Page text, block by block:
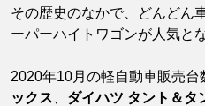
その歴史のなかで、どんどん
ーパーハイトワゴンが人気と
2020年10月の軽自動車販売台
ックス
ダイハツ タント＆タ